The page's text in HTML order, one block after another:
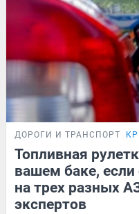
ДОРОГИ И ТРАНСПОРТ
Топливная
вашем баке, если
на трех разных
экспертов